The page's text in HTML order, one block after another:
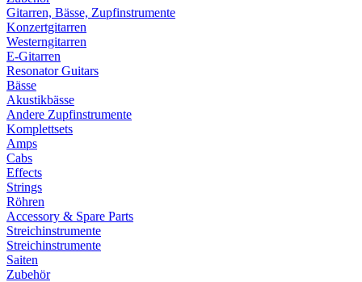
Gitarren, Bässe, Zupfinstrumente
Konzertgitarren
Westerngitarren
E-Gitarren
Resonator Guitars
Bässe
Akustikbässe
Andere Zupfinstrumente
Komplettsets
Amps
Cabs
Effects
Strings
Röhren
Accessory & Spare Parts
Streichinstrumente
Streichinstrumente
Saiten
Zubehör